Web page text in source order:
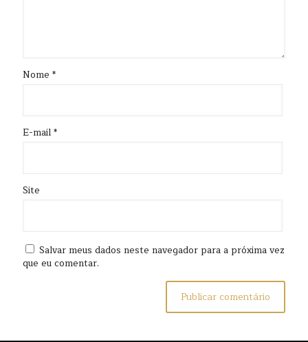
Nome *
E-mail*
Site
Salvar meus dados neste navegador para a próxima vez
que eu comentar.